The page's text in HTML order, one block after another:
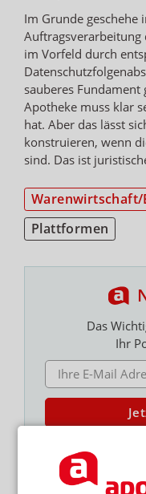
Im Grunde geschehe
Auftragsverarbeitung
im Vorfeld durch
sauberes Fundament
Apotheke muss klar
hat. Aber das lässt
konstruieren, wenn
sind. Das ist
Warenwirtschaft/
Plattformen
Das
Ihr
E-MAIL ADRESSE
Lesen Sie auch